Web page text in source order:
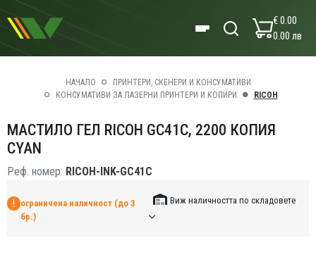
€ 0.00
0.00 лв
НАЧАЛО
ПРИНТЕРИ, СКЕНЕРИ И КОНСУМАТИВИ
КОНСУМАТИВИ ЗА ЛАЗЕРНИ ПРИНТЕРИ И КОПИРИ
RICOH
МАСТИЛО ГЕЛ RICOH GC41C, 2200 КОПИЯ
CYAN
Реф. номер: RICOH-INK-GC41C
ограничена наличност (до 3
бр.)
Виж наличността по складовете